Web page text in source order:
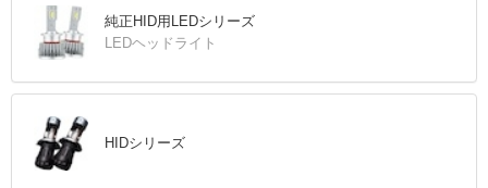
純正HID用LEDシリーズ
LEDヘッドライト
HIDシリーズ